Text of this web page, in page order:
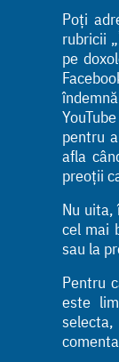
Poți
rubricii
pe
pentru
afla
preoții
Nu uita,
cel mai
sau la
Pentru
este